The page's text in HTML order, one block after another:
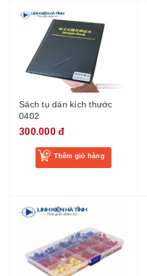
Sách tụ dán kích thước
0402
300.000 đ
Thêm giỏ hàng